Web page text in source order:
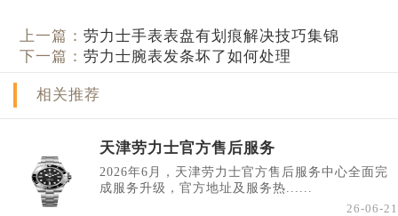
上一篇：劳力士手表表盘有划痕解决技巧集锦
下一篇：劳力士腕表发条坏了如何处理
相关推荐
天津劳力士官方售后服务
2026年6月，天津劳力士官方售后服务中心全面完
成服务升级，官方地址及服务热......
26-06-21